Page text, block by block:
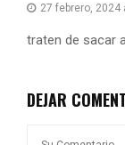
27 febrero, 2024
traten de sacar
DEJAR